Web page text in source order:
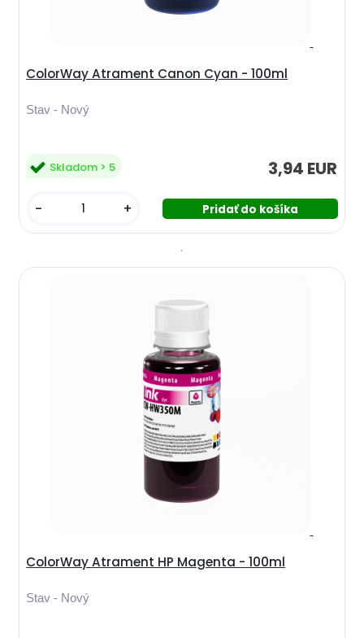
ColorWay Atrament Canon Cyan - 100ml
Stav - Nový
3,94 EUR
Skladom > 5
- +
ColorWay Atrament HP Magenta - 100ml
Stav - Nový